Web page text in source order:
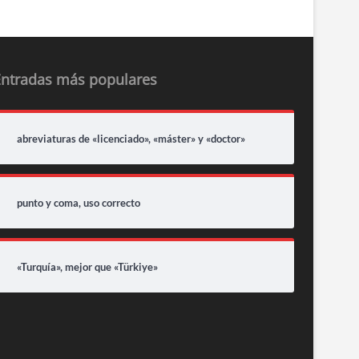
más populares
abreviaturas de «licenciado», «máster» y «doctor»
punto y coma, uso correcto
«Turquía», mejor que «Türkiye»